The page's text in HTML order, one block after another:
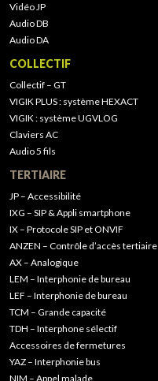
Vidéo JP
Audio DB
Audio DA
COLLECTIF
Collectif – GT
VIGIK PLUS : système HEXACT
VIGIK : système UGVLOG
Claviers AC
Audio 5 fils
TERTIAIRE
JP – Accessibilité
IXG – SIP & Appli smartphone
IX – Protocole SIP et ONVIF
ANZEN – Contrôle d’accès tertiaire
AX – Analogique
LEM – Interphonie de bureau
LEF – Interphonie de bureau
TCM – Grande capacité
TDH – Interphone sélectif
Accessoires de fermetures
YAZ – Interphonie bus
NIM – Appel malade